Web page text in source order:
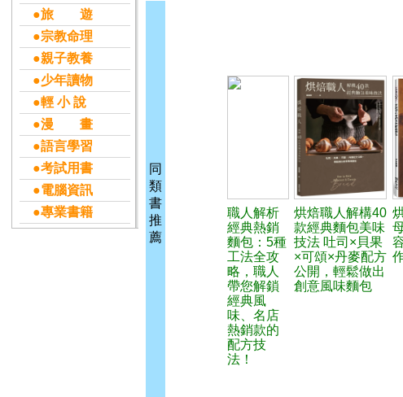
●旅 遊
●宗教命理
●親子教養
●少年讀物
●輕 小 說
●漫 畫
●語言學習
●考試用書
●電腦資訊
●專業書籍
同
類
書
推
薦
職人解析
經典熱銷
麵包：5種
工法全攻
略，職人
帶您解鎖
經典風
味、名店
熱銷款的
配方技
法！
烘焙職人解構40
款經典麵包美味
技法 吐司×貝果
×可頌×丹麥配方
公開，輕鬆做出
創意風味麵包